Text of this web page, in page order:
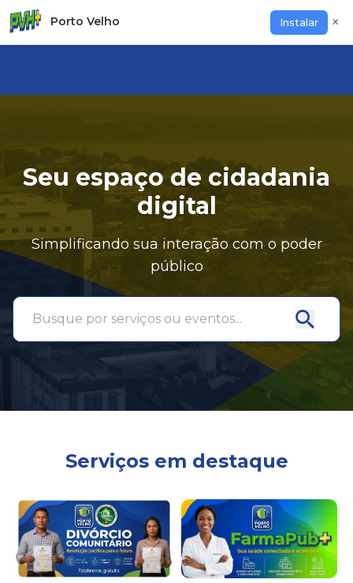
Porto Velho Instalar ×
Entrar
Seu espaço de cidadania
digital
Simplificando sua interação com o poder
público
Serviços em destaque